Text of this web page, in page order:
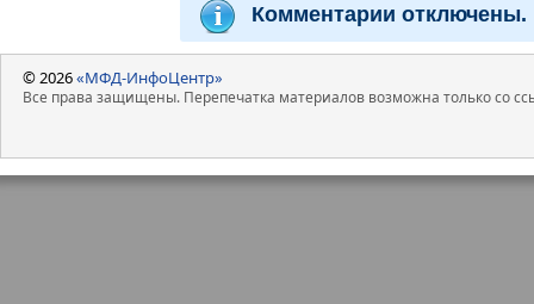
Комментарии отключены.
© 2026«МФД-ИнфоЦентр»
Все права защищены. Перепечатка материалов возможна только со